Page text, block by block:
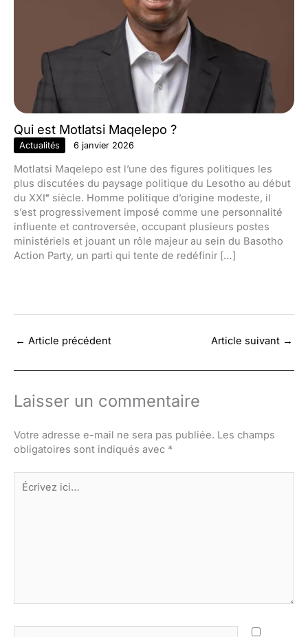
Qui est Motlatsi Maqelepo ?
Actualités 6 janvier 2026
Motlatsi Maqelepo est l’une des figures politiques les
plus discutées du paysage politique du Lesotho au début
du XXIᵉ siècle. Homme politique d’origine modeste, il
s’est progressivement imposé comme une personnalité
influente et controversée, occupant plusieurs postes
ministériels et jouant un rôle majeur au sein du Basotho
Action Party, un parti qui tente de redéfinir […]
← Article précédent Article suivant →
Laisser un commentaire
Votre adresse e-mail ne sera pas publiée. Les champs
obligatoires sont indiqués avec *
Écrivez
ici…